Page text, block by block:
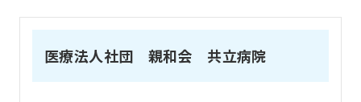
医療法人社団 親和会 共立病院